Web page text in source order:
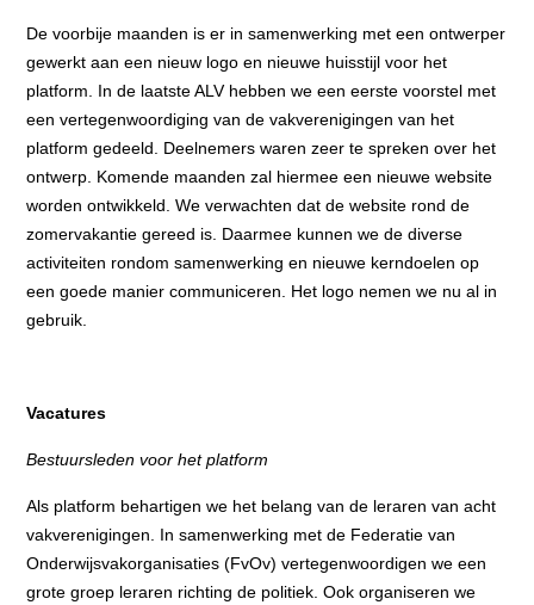
De voorbije maanden is er in samenwerking met een ontwerper
gewerkt aan een nieuw logo en nieuwe huisstijl voor het
platform. In de laatste ALV hebben we een eerste voorstel met
een vertegenwoordiging van de vakverenigingen van het
platform gedeeld. Deelnemers waren zeer te spreken over het
ontwerp. Komende maanden zal hiermee een nieuwe website
worden ontwikkeld. We verwachten dat de website rond de
zomervakantie gereed is. Daarmee kunnen we de diverse
activiteiten rondom samenwerking en nieuwe kerndoelen op
een goede manier communiceren. Het logo nemen we nu al in
gebruik.
Vacatures
Bestuursleden voor het platform
Als platform behartigen we het belang van de leraren van acht
vakverenigingen. In samenwerking met de Federatie van
Onderwijsvakorganisaties (FvOv) vertegenwoordigen we een
grote groep leraren richting de politiek. Ook organiseren we